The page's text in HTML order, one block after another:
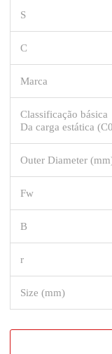
S
C
Marca
Classificação básica
Da carga estática
Outer Diameter
Fw
B
r
Size (mm)